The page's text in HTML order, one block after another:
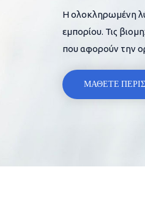
Η ολοκληρωμένη
εμπορίου. Τις
που αφορούν την
ΜΑΘΕΤΕ